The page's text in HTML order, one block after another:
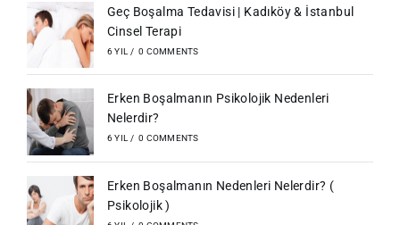
Geç Boşalma Tedavisi | Kadıköy & İstanbul
Cinsel Terapi
6 YIL / 0 COMMENTS
Erken Boşalmanın Psikolojik Nedenleri
Nelerdir?
6 YIL / 0 COMMENTS
Erken Boşalmanın Nedenleri Nelerdir? (
Psikolojik )